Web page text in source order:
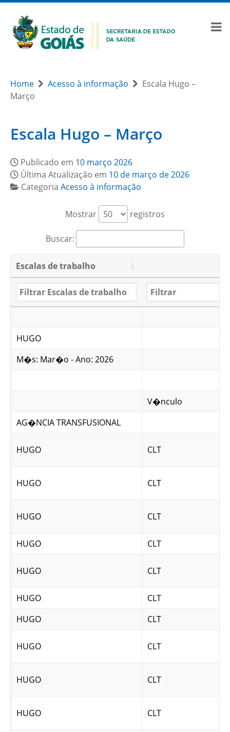
Home Acesso à informação
Escala Hugo –
Março
Escala Hugo – Março
Publicado em 10 março 2026
Última Atualização em 10 de março de 2026
Categoria Acesso à informação
Mostrar registros
Buscar:
Escalas de trabalho
HUGO
M�s: Mar�o - Ano: 2026
V�nculo
AG�NCIA TRANSFUSIONAL
HUGO CLT
HUGO CLT
HUGO CLT
HUGO CLT
HUGO CLT
HUGO
CLT
HUGO
CLT
HUGO CLT
HUGO CLT
HUGO CLT